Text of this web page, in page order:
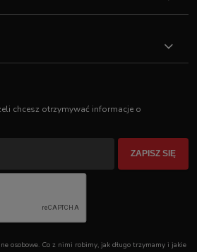
chcesz otrzymywać informacje o
ZAPISZ SIĘ
osobowe. Co z nimi robimy, jak długo trzymamy i jakie